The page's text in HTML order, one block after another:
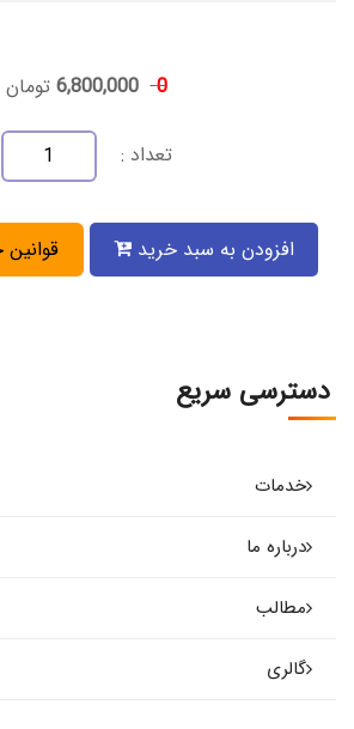
0
6,800,000 تومان
تعداد :
افزودن به سبد خرید
دسترسی سریع
خدمات
درباره ما
مطالب
گالری